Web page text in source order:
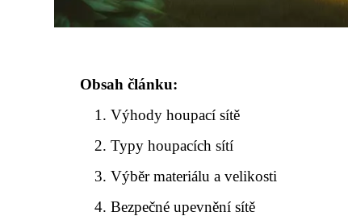
Obsah článku:
Výhody houpací sítě
Typy houpacích sítí
Výběr materiálu a velikosti
Bezpečné upevnění sítě